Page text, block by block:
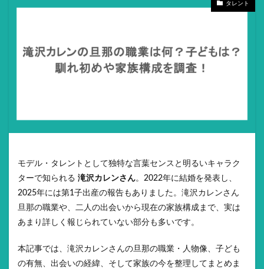
タレント
モデル・タレントとして独特な言葉センスと明るいキャラク
ターで知られる 滝沢カレンさん。2022年に結婚を発表し、
2025年には第1子出産の報告もありました。滝沢カレンさん
旦那の職業や、二人の出会いから現在の家族構成まで、実は
あまり詳しく報じられていない部分も多いです。
本記事では、滝沢カレンさんの旦那の職業・人物像、子ども
の有無、出会いの経緯、そして家族の今を整理してまとめま